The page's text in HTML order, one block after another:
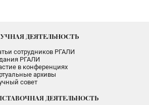
ДЕЯТЕЛЬНОСТЬ
сотрудников РГАЛИ
РГАЛИ
в конференциях
архивы
совет
ДЕЯТЕЛЬНОСТЬ